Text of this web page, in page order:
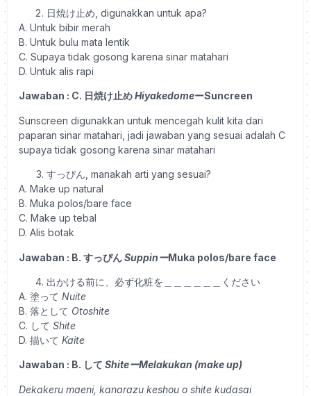
日焼け止め, digunakkan untuk apa?
A. Untuk bibir merah
B. Untuk bulu mata lentik
C. Supaya tidak gosong karena sinar matahari
D. Untuk alis rapi
Jawaban : C. 日焼け止めHiyakedomeーSuncreen
Sunscreen digunakkan untuk mencegah kulit kita dari
paparan sinar matahari, jadi jawaban yang sesuai adalah C
supaya tidak gosong karena sinar matahari
すっぴん, manakah arti yang sesuai?
A. Make up natural
B. Muka polos/bare face
C. Make up tebal
D. Alis botak
Jawaban : B. すっぴんSuppinーMuka polos/bare face
出かける前に、必ず化粧を＿＿＿＿＿＿ください
A. 塗って Nuite
B. 落として Otoshite
C. して Shite
D. 描いて Kaite
Jawaban : B. して ShiteーMelakukan (make up)
Dekakeru maeni, kanarazu keshou o shite kudasai